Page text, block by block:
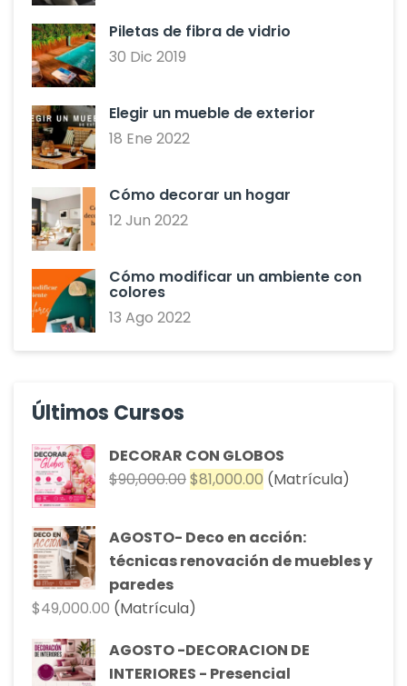
Piletas de fibra de vidrio
30 Dic 2019
Elegir un mueble de exterior
18 Ene 2022
Cómo decorar un hogar
12 Jun 2022
Cómo modificar un ambiente con
colores
13 Ago 2022
Últimos Cursos
DECORAR CON GLOBOS
$90,000.00El
era:
$90,000.00.
$81,000.00 El
actual
es:
$81,000.00.
(Matrícula)
AGOSTO- Deco en acción:
técnicas renovación de muebles y
paredes
$49,000.00 (Matrícula)
AGOSTO -DECORACION DE
INTERIORES - Presencial